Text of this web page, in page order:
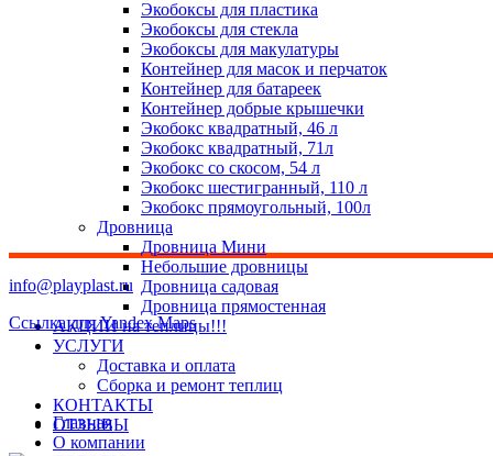
Экобоксы для пластика
Экобоксы для стекла
Экобоксы для макулатуры
Контейнер для масок и перчаток
Контейнер для батареек
Контейнер добрые крышечки
Экобокс квадратный, 46 л
Экобокс квадратный, 71л
Экобокс со скосом, 54 л
Экобокс шестигранный, 110 л
Экобокс прямоугольный, 100л
Дровница
Дровница Мини
Небольшие дровницы
Дровница садовая
Дровница прямостенная
АКЦИИ на теплицы!!!
УСЛУГИ
Доставка и оплата
Сборка и ремонт теплиц
КОНТАКТЫ
ОТЗЫВЫ
info@playplast.ru
Ссылка для Yandex Maps
Главная
О компании